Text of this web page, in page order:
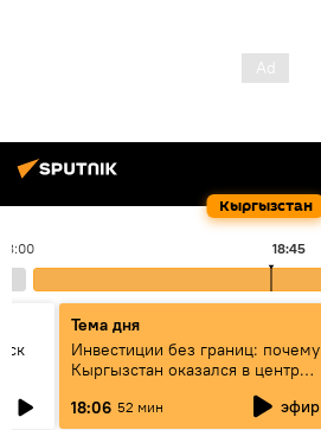
Кыргызстан
18:00 18:45
Тема дня
Инвестиции без границ: почему
Кыргызстан оказался в центре
18:06 52 мин эфир